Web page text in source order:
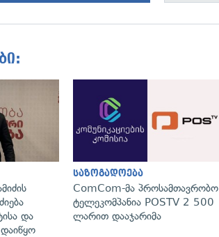
და
საზოგადოება
ComCom-მა პროსამთავრობო
ტელეკომპანია POSTV 2 500
ლარით დააჯარიმა